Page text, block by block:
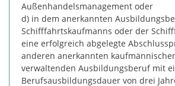
Außenhandelsmanagement oder
d) in dem anerkannten
Schifffahrtskaufmanns oder der
eine erfolgreich abgelegte
anderen anerkannten
verwaltenden Ausbildungsberuf mit
Berufsausbildungsdauer von drei